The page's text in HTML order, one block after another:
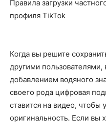
Правила загрузки
профиля TikTok
Когда вы решите
другими пользователями,
добавлением водяного
своего рода цифровая
ставится на видео, чтобы
оригинальность. Если вы